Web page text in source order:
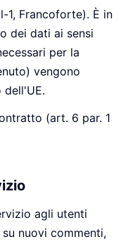
1, Francoforte). È in
dei dati ai sensi
per la
vengono
(art. 6 par. 1
agli utenti
nuovi commenti,